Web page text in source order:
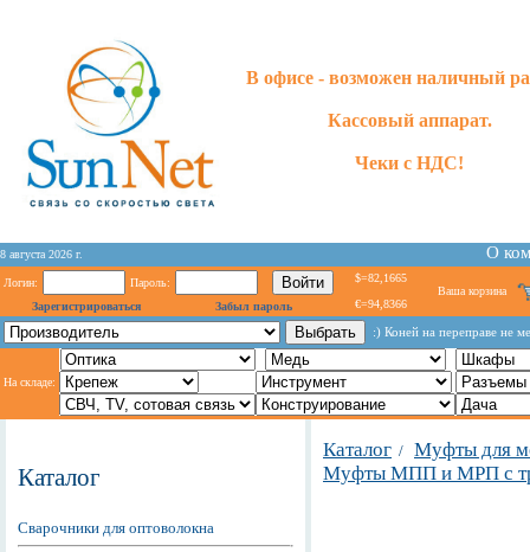
В офисе - возможен наличный
Кассовый аппарат.
Чеки с НДС!
8 августа 2026 г. О
Логин:
Пароль:
Зарегистрироваться
Забыл пароль
$=82,1665
€=94,8366
Ваша корзина
:) Коней на переправе не
На складе:
Каталог
Сварочники для оптоволокна
Каталог / Муфты для
Муфты МПП и МРП с